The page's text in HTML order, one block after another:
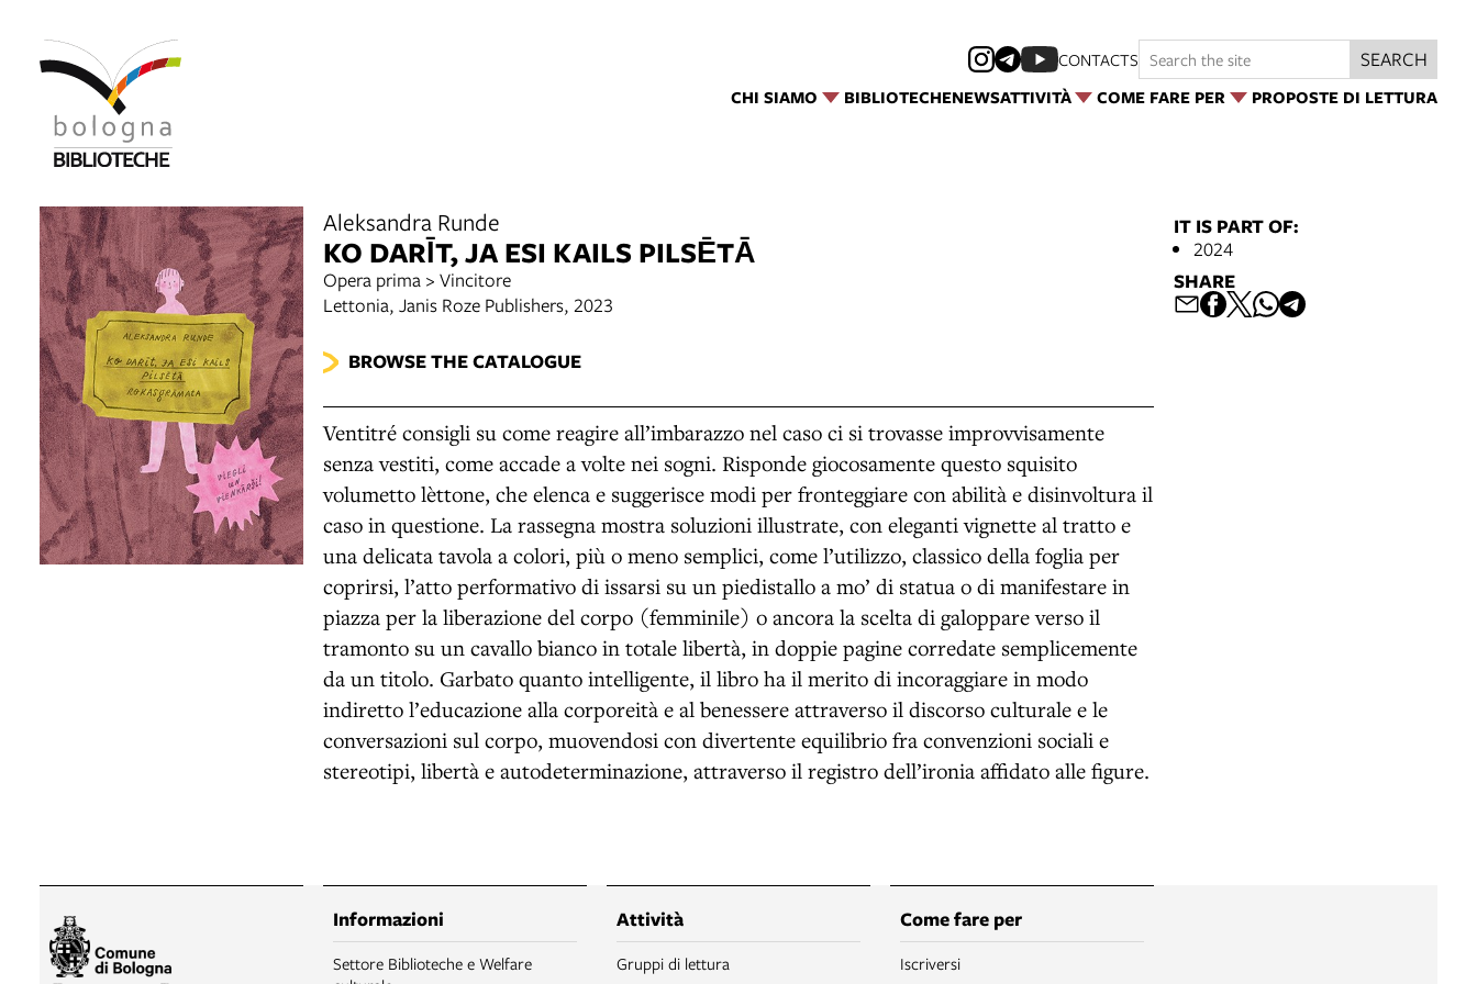
CHI SIAMO BIBLIOTECHENEWSATTIVITÀ COME FARE PER PROPOSTE DI LETTURA
CONTACTS SEARCH
Aleksandra Runde
KO DARĪT, JA ESI KAILS PILSĒTĀ
Opera prima > Vincitore
Lettonia, Janis Roze Publishers, 2023
BROWSE THE CATALOGUE
Ventitré consigli su come reagire all’imbarazzo nel caso ci si trovasse improvvisamente
senza vestiti, come accade a volte nei sogni. Risponde giocosamente questo squisito
volumetto lèttone, che elenca e suggerisce modi per fronteggiare con abilità e disinvoltura il
caso in questione. La rassegna mostra soluzioni illustrate, con eleganti vignette al tratto e
una delicata tavola a colori, più o meno semplici, come l’utilizzo, classico della foglia per
coprirsi, l’atto performativo di issarsi su un piedistallo a mo’ di statua o di manifestare in
piazza per la liberazione del corpo (femminile) o ancora la scelta di galoppare verso il
tramonto su un cavallo bianco in totale libertà, in doppie pagine corredate semplicemente
da un titolo. Garbato quanto intelligente, il libro ha il merito di incoraggiare in modo
indiretto l’educazione alla corporeità e al benessere attraverso il discorso culturale e le
conversazioni sul corpo, muovendosi con divertente equilibrio fra convenzioni sociali e
stereotipi, libertà e autodeterminazione, attraverso il registro dell’ironia affidato alle figure.
IT IS PART OF:
2024
SHARE
Informazioni
Settore Biblioteche e Welfare
Attività
Gruppi di lettura
Come fare per
Iscriversi